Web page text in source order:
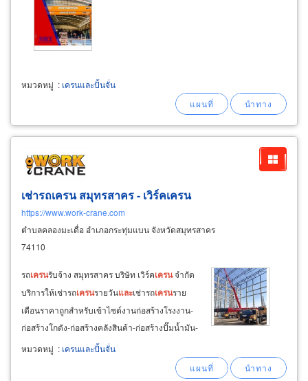
หมวดหมู่ : เครนและปั้นจั่น
เช่ารถเครน สมุทรสาคร - เวิร์คเครน
https://www.work-crane.com
ตำบลคลองมะเดื่อ อำเภอกระทุ่มแบน จังหวัดสมุทรสาคร
74110
รถเครนรับจ้าง สมุทรสาคร บริษัท เวิร์คเครนจำกัด
บริการให้เช่ารถเครนรายวันและเช่ารถเครนราย
เดือนราคาถูกสำหรับเข้าไซต์งานก่อสร้างโรงงาน-
ก่อสร้างโกดัง-ก่อสร้างคลังสินค้า-ก่อสร้างปั๊มน้ำมัน-
ก่อสร้างศูนย์การค้า ให้เช่ารถ
25 ตัน สำหรับงาน
หมวดหมู่ : เครนและปั้นจั่น